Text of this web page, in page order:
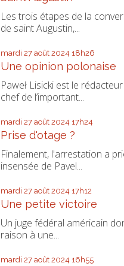
Les trois étapes de la
de saint Augustin,...
mardi 27 août 2024 18h26
Une opinion polonaise
Paweł Lisicki est le
chef de l’important...
mardi 27 août 2024 17h24
Prise d'otage ?
Finalement, l'arrestation a
insensée de Pavel...
mardi 27 août 2024 17h12
Une petite victoire
Un juge fédéral américain
raison à une...
mardi 27 août 2024 16h55